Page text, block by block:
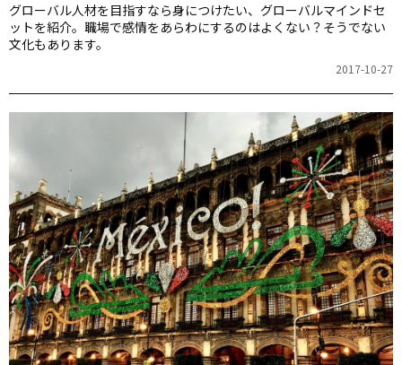
グローバル人材を目指すなら身につけたい、グローバルマインドセ
ットを紹介。職場で感情をあらわにするのはよくない？そうでない
文化もあります。
2017-10-27